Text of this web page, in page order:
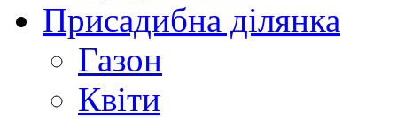
Присадибна ділянка
Газон
Квіти